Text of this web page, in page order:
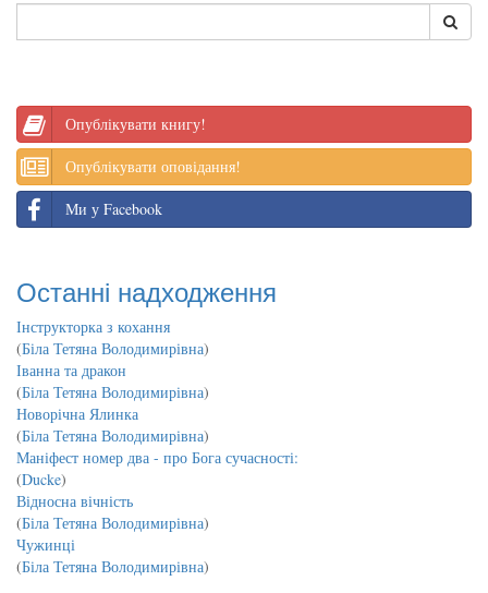
Опублікувати книгу!
Опублікувати оповідання!
Ми у Facebook
Останні надходження
Інструкторка з кохання
(Біла Тетяна Володимирівна)
Іванна та дракон
(Біла Тетяна Володимирівна)
Новорічна Ялинка
(Біла Тетяна Володимирівна)
Маніфест номер два - про Бога сучасності:
(Ducke)
Відносна вічність
(Біла Тетяна Володимирівна)
Чужинці
(Біла Тетяна Володимирівна)